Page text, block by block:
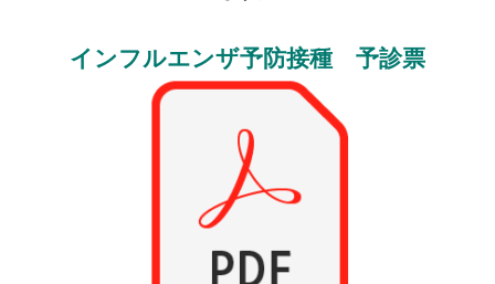
インフルエンザ予防接種 予診票